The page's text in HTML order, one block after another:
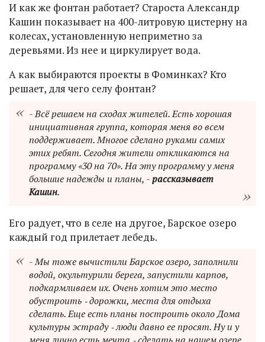
И как же фонтан работает? Староста Александр
Кашин показывает на 400-литровую цистерну на
колесах, установленную неприметно за
деревьями. Из нее и циркулирует вода.
А как выбираются проекты в Фоминках? Кто
решает, для чего селу фонтан?
- Всё решаем на сходах жителей. Есть хорошая
инициативная группа, которая меня во всем
поддерживает. Многое сделано руками самих
этих ребят. Сегодня жители откликаются на
программу «30 на 70». На эту программу у меня
большие надежды и планы, -рассказывает
Кашин.
Его радует, что в селе на другое, Барское озеро
каждый год прилетает лебедь.
- Мы тоже вычистили Барское озеро, заполнили
водой, окультурили берега, запустили карпов,
подкармливаем их. Очень хотим это место
обустроить ‑ дорожки, места для отдыха
сделать. Еще есть планы построить около Дома
культуры эстраду ‑ люди давно ее просят. Ну и у